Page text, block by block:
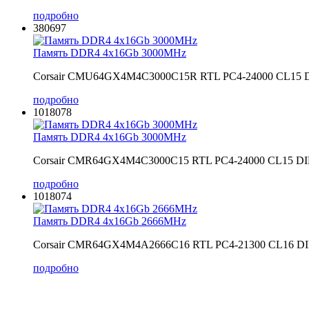
подробно
380697
Память DDR4 4x16Gb 3000MHz
Corsair CMU64GX4M4C3000C15R RTL PC4-24000
подробно
1018078
Память DDR4 4x16Gb 3000MHz
Corsair CMR64GX4M4C3000C15 RTL PC4-24000 CL15
подробно
1018074
Память DDR4 4x16Gb 2666MHz
Corsair CMR64GX4M4A2666C16 RTL PC4-21300 CL16
подробно